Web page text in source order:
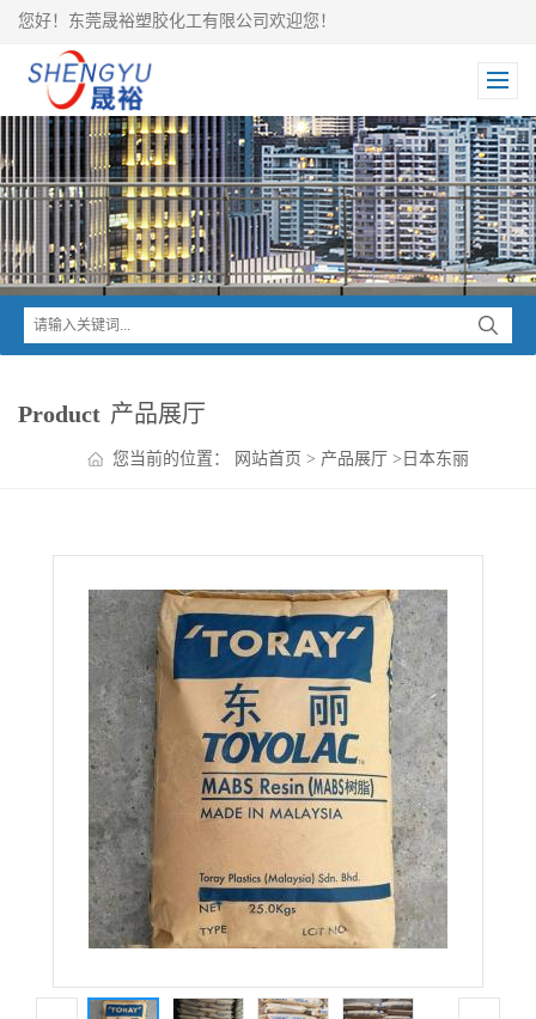
您好！东莞晟裕塑胶化工有限公司欢迎您！
Product 产品展厅
您当前的位置： 网站首页 > 产品展厅 > 日本东丽